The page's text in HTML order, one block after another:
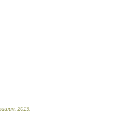
2013